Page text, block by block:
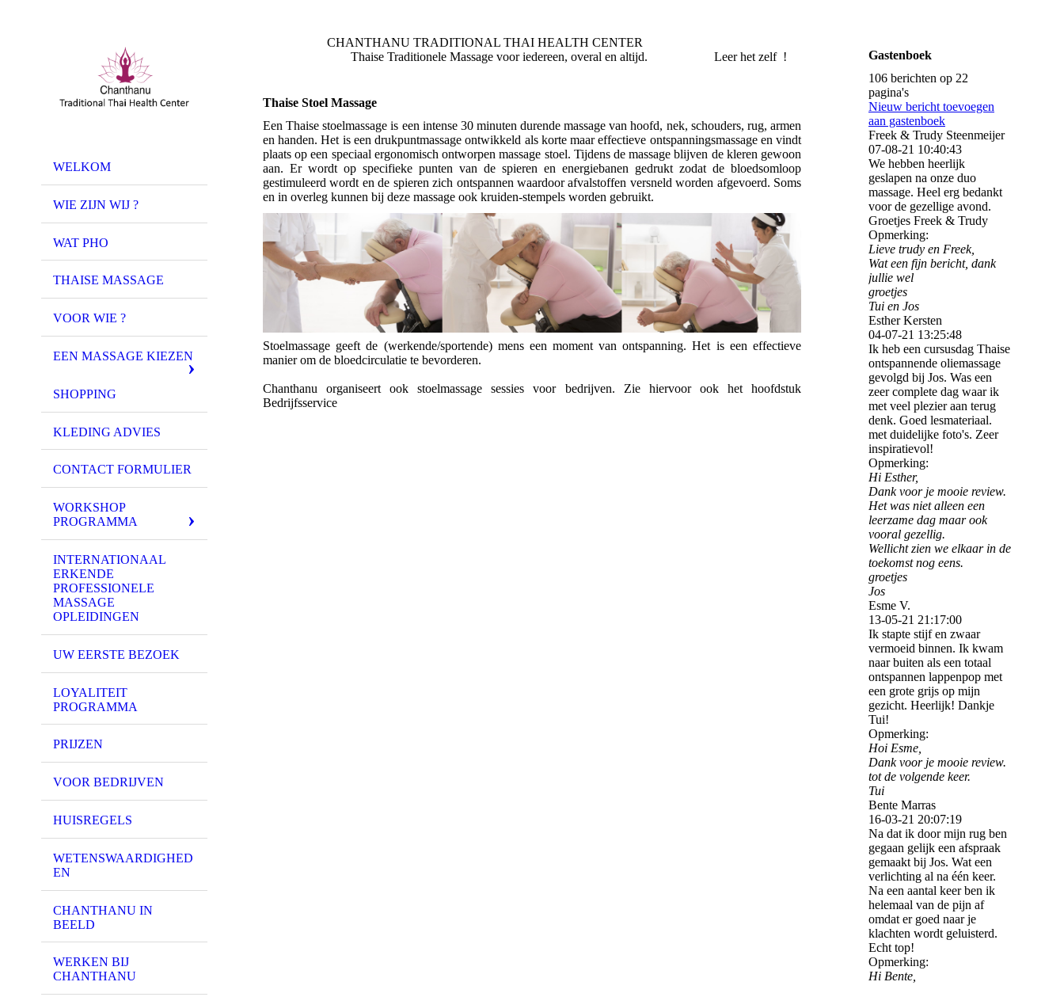
WELKOM
WIE ZIJN WIJ ?
WAT PHO
THAISE MASSAGE
VOOR WIE ?
EEN MASSAGE KIEZEN
SHOPPING
KLEDING ADVIES
CONTACT FORMULIER
WORKSHOP
PROGRAMMA
INTERNATIONAAL
ERKENDE
PROFESSIONELE
MASSAGE
OPLEIDINGEN
UW EERSTE BEZOEK
LOYALITEIT
PROGRAMMA
PRIJZEN
VOOR BEDRIJVEN
HUISREGELS
WETENSWAARDIGHED
EN
CHANTHANU IN
BEELD
WERKEN BIJ
CHANTHANU
CHANTHANU TRADITIONAL THAI HEALTH CENTER
Thaise Traditionele Massage voor iedereen, overal en altijd. Leer het zelf !
Thaise Stoel Massage
Een Thaise stoelmassage is een intense 30 minuten durende massage van hoofd, nek, schouders, rug, armen
en handen. Het is een drukpuntmassage ontwikkeld als korte maar effectieve ontspanningsmassage en vindt
plaats op een speciaal ergonomisch ontworpen massage stoel. Tijdens de massage blijven de kleren gewoon
aan. Er wordt op specifieke punten van de spieren en energiebanen gedrukt zodat de bloedsomloop
gestimuleerd wordt en de spieren zich ontspannen waardoor afvalstoffen versneld worden afgevoerd. Soms
en in overleg kunnen bij deze massage ook kruiden-stempels worden gebruikt.
Stoelmassage geeft de (werkende/sportende) mens een moment van ontspanning. Het is een effectieve
manier om de bloedcirculatie te bevorderen.
Chanthanu organiseert ook stoelmassage sessies voor bedrijven. Zie hiervoor ook het hoofdstuk
Bedrijfsservice
Gastenboek
106 berichten op 22
pagina's
Nieuw bericht toevoegen
aan gastenboek
Freek & Trudy Steenmeijer
07-08-21 10:40:43
We hebben heerlijk
geslapen na onze duo
massage. Heel erg bedankt
voor de gezellige avond.
Groetjes Freek & Trudy
Opmerking:
Lieve trudy en Freek,
Wat een fijn bericht, dank
jullie wel
groetjes
Tui en Jos
Esther Kersten
04-07-21 13:25:48
Ik heb een cursusdag Thaise
ontspannende oliemassage
gevolgd bij Jos. Was een
zeer complete dag waar ik
met veel plezier aan terug
denk. Goed lesmateriaal.
met duidelijke foto's. Zeer
inspiratievol!
Opmerking:
Hi Esther,
Dank voor je mooie review.
Het was niet alleen een
leerzame dag maar ook
vooral gezellig.
Wellicht zien we elkaar in de
toekomst nog eens.
groetjes
Jos
Esme V.
13-05-21 21:17:00
Ik stapte stijf en zwaar
vermoeid binnen. Ik kwam
naar buiten als een totaal
ontspannen lappenpop met
een grote grijs op mijn
gezicht. Heerlijk! Dankje
Tui!
Opmerking:
Hoi Esme,
Dank voor je mooie review.
tot de volgende keer.
Tui
Bente Marras
16-03-21 20:07:19
Na dat ik door mijn rug ben
gegaan gelijk een afspraak
gemaakt bij Jos. Wat een
verlichting al na één keer.
Na een aantal keer ben ik
helemaal van de pijn af
omdat er goed naar je
klachten wordt geluisterd.
Echt top!
Opmerking:
Hi Bente,